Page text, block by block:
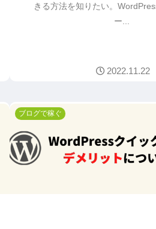
きる方法を知りたい。
ー...
2022.11.22
ブログで稼ぐ